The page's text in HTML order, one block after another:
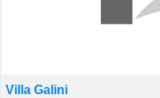
Villa Galini